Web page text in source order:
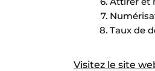
Taux de
Visitez le site